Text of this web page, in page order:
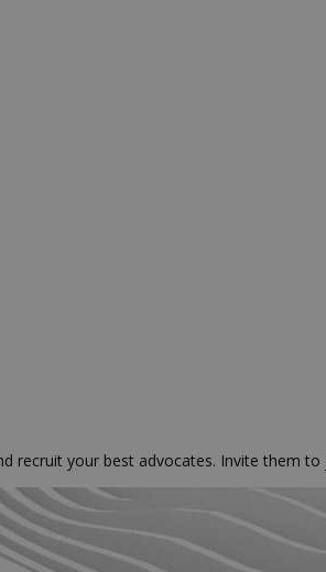
recruit your best advocates. Invite them to